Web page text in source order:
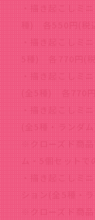
・描き起こしミ
種) 各550円(税
・描き起こしミ
5種) 各770円(
・描き起こしミ
(全5種) 各770円
・描き起こしミ
(全5種・ランダ
※クローズド商品
ム・5個セットで
・描き起こしミ
ション(全5種・
※クローズド商品